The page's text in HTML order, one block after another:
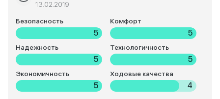
13.02.2019
Безопасность
5
Комфорт
5
Надежность
5
Технологичность
5
Экономичность
5
Ходовые качества
4